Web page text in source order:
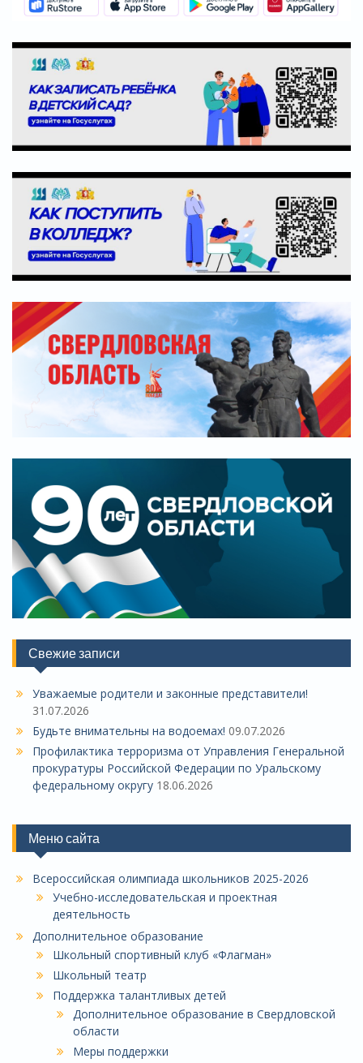
Свежие записи
Уважаемые родители и законные представители!
31.07.2026
Будьте внимательны на водоемах! 09.07.2026
Профилактика терроризма от Управления Генеральной
прокуратуры Российской Федерации по Уральскому
федеральному округу 18.06.2026
Меню сайта
Всероссийская олимпиада школьников 2025-2026
Учебно-исследовательская и проектная
деятельность
Дополнительное образование
Школьный спортивный клуб «Флагман»
Школьный театр
Поддержка талантливых детей
Дополнительное образование в Свердловской
области
Меры поддержки